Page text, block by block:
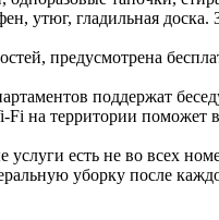
утюг, гладильная доска.
предусмотрена
поддержат
на территории поможет
услуги есть не во всех
уборку после